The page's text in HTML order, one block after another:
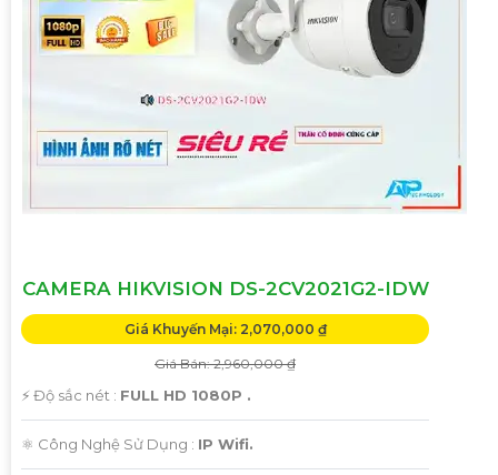
CAMERA HIKVISION DS-2CV2021G2-IDW
Giá Khuyến Mại: 2,070,000 ₫
Giá Bán: 2,960,000 ₫
️⚡ Độ sắc nét : FULL HD 1080P .
⚛️ Công Nghệ Sử Dụng : IP Wifi.